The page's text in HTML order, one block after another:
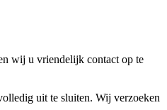
wij u vriendelijk contact op te
uit te sluiten. Wij verzoeken